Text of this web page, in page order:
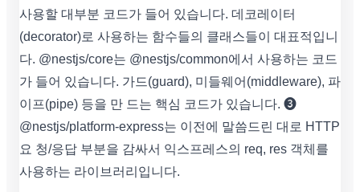
사용할 대부분 코드가 들어 있습니다. 데코레이터
(decorator)로 사용하는 함수들의 클래스들이 대표적입니
다. @nestjs/core는 @nestjs/common에서 사용하는 코드
가 들어 있습니다. 가드(guard), 미들웨어(middleware), 파
이프(pipe) 등을 만 드는 핵심 코드가 있습니다. ❸
@nestjs/platform-express는 이전에 말씀드린 대로 HTTP
요 청/응답 부분을 감싸서 익스프레스의 req, res 객체를
사용하는 라이브러리입니다.